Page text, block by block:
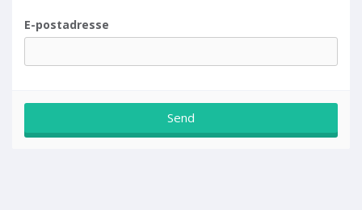
E-postadresse